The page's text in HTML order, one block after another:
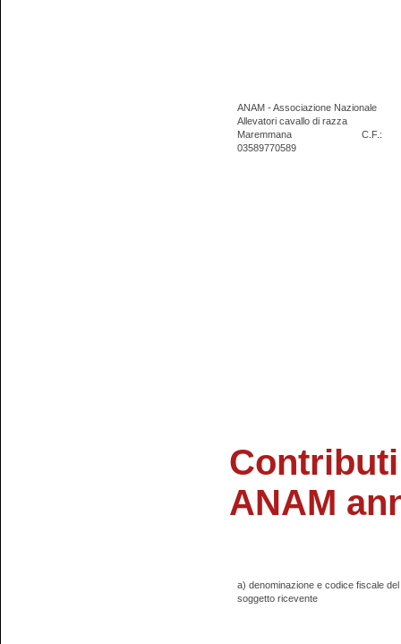
ANAM - Associazione Nazionale
Allevatori cavallo di razza
Maremmana
C.F.:
03589770589
ANAM
a) denominazione e codice fiscale del
soggetto ricevente